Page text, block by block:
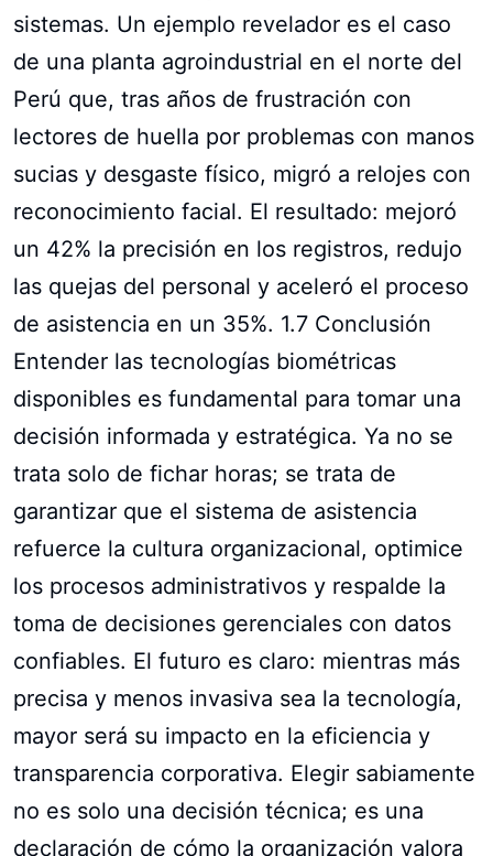
sistemas. Un ejemplo revelador es el caso
de una planta agroindustrial en el norte del
Perú que, tras años de frustración con
lectores de huella por problemas con manos
sucias y desgaste físico, migró a relojes con
reconocimiento facial. El resultado: mejoró
un 42% la precisión en los registros, redujo
las quejas del personal y aceleró el proceso
de asistencia en un 35%. 1.7 Conclusión
Entender las tecnologías biométricas
disponibles es fundamental para tomar una
decisión informada y estratégica. Ya no se
trata solo de fichar horas; se trata de
garantizar que el sistema de asistencia
refuerce la cultura organizacional, optimice
los procesos administrativos y respalde la
toma de decisiones gerenciales con datos
confiables. El futuro es claro: mientras más
precisa y menos invasiva sea la tecnología,
mayor será su impacto en la eficiencia y
transparencia corporativa. Elegir sabiamente
no es solo una decisión técnica; es una
declaración de cómo la organización valora